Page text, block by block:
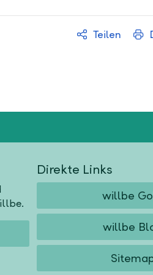
Teilen
Direkte Links
willbe
willbe